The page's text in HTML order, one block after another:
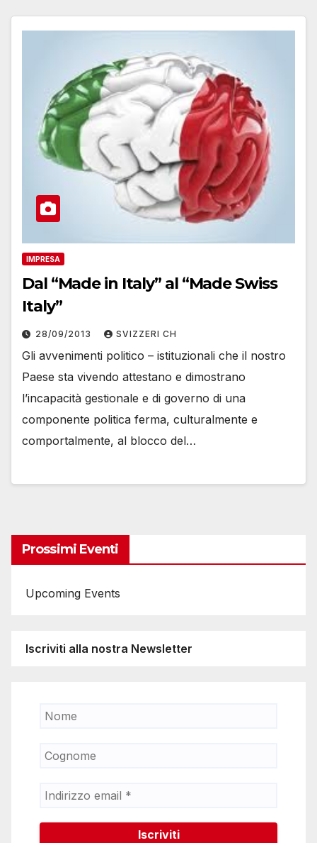
IMPRESA
Dal “Made in Italy” al “Made Swiss
Italy”
28/09/2013 SVIZZERI CH
Gli avvenimenti politico – istituzionali che il nostro
Paese sta vivendo attestano e dimostrano
l’incapacità gestionale e di governo di una
componente politica ferma, culturalmente e
comportalmente, al blocco del…
Prossimi Eventi
Upcoming Events
Iscriviti alla nostra Newsletter